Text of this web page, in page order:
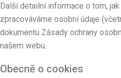
Další detailní informace o tom,
zpracováváme osobní údaje
dokumentu Zásady ochrany
našem webu.
Obecně o cookies